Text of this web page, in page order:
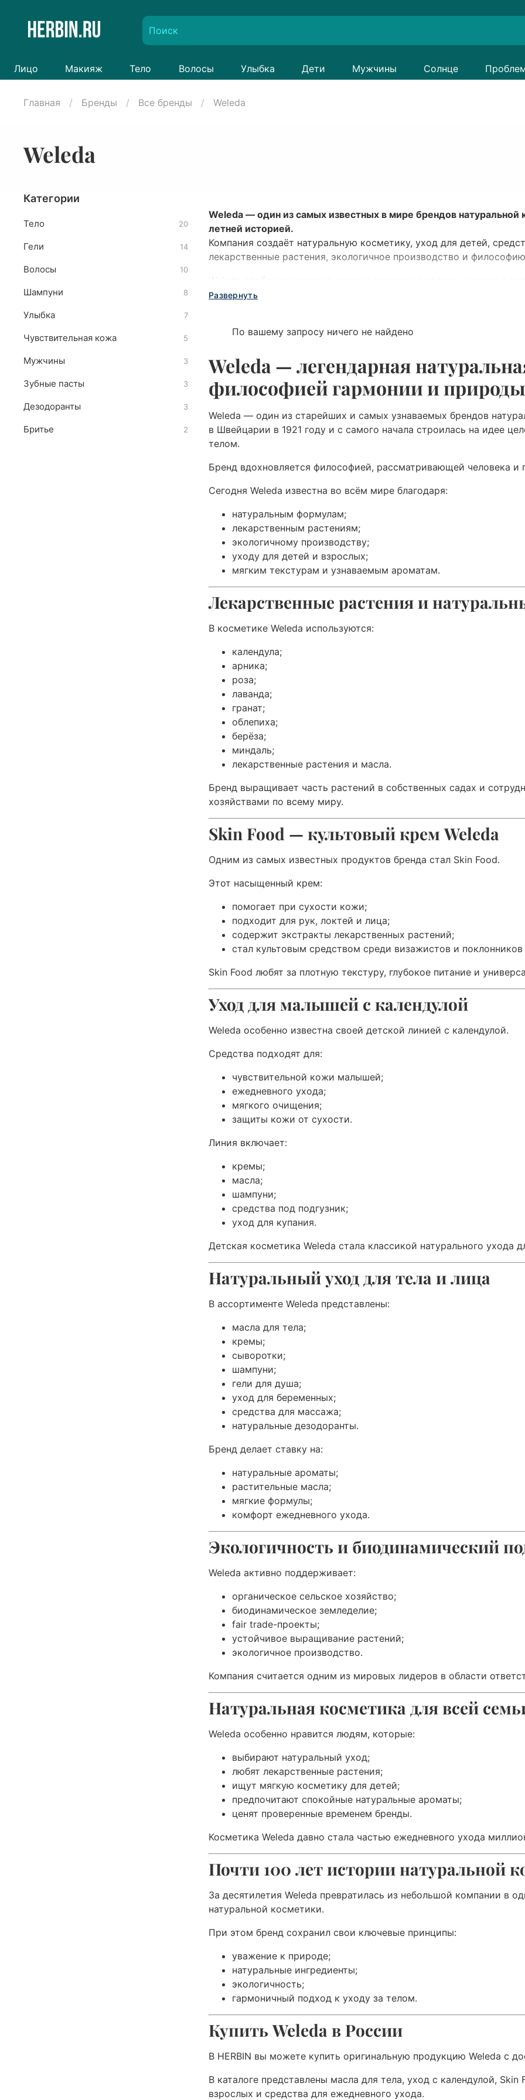
Лицо Макияж Тело Волосы Улыбка Дети Мужчины Солнце
Главная Бренды Все бренды Weleda
Weleda
Weleda — один из самых известных в мире брендов натуральной
летней историей.
Компания создаёт натуральную косметику, уход для детей,
лекарственные растения, экологичное производство и
всей семьи.
Развернуть
По вашему запросу ничего не найдено
Weleda — легендарная
философией гармонии и природы
Weleda — один из старейших и самых узнаваемых брендов
в Швейцарии в 1921 году и с самого начала строилась на идее
телом.
Бренд вдохновляется философией, рассматривающей человека
Сегодня Weleda известна во всём мире благодаря:
натуральным формулам;
лекарственным растениям;
экологичному производству;
уходу для детей и взрослых;
мягким текстурам и узнаваемым ароматам.
Лекарственные растения и
В косметике Weleda используются:
календула;
арника;
роза;
лаванда;
гранат;
облепиха;
берёза;
миндаль;
лекарственные растения и масла.
Бренд выращивает часть растений в собственных садах и
хозяйствами по всему миру.
Skin Food — культовый крем Weleda
Одним из самых известных продуктов бренда стал Skin Food.
Этот насыщенный крем:
помогает при сухости кожи;
подходит для рук, локтей и лица;
содержит экстракты лекарственных растений;
стал культовым средством среди визажистов и поклонников
Skin Food любят за плотную текстуру, глубокое питание и
Уход для малышей с календулой
Weleda особенно известна своей детской линией с календулой.
Средства подходят для:
чувствительной кожи малышей;
ежедневного ухода;
мягкого очищения;
защиты кожи от сухости.
Линия включает:
кремы;
масла;
шампуни;
средства под подгузник;
уход для купания.
Детская косметика Weleda стала классикой натурального ухода
Натуральный уход для тела и лица
В ассортименте Weleda представлены:
масла для тела;
кремы;
сыворотки;
шампуни;
гели для душа;
уход для беременных;
средства для массажа;
натуральные дезодоранты.
Бренд делает ставку на:
натуральные ароматы;
растительные масла;
мягкие формулы;
комфорт ежедневного ухода.
Экологичность и биодинамический
Weleda активно поддерживает:
органическое сельское хозяйство;
биодинамическое земледелие;
fair trade-проекты;
устойчивое выращивание растений;
экологичное производство.
Компания считается одним из мировых лидеров в области
Натуральная косметика для всей
Weleda особенно нравится людям, которые:
выбирают натуральный уход;
любят лекарственные растения;
ищут мягкую косметику для детей;
предпочитают спокойные натуральные ароматы;
ценят проверенные временем бренды.
Косметика Weleda давно стала частью ежедневного ухода
Почти 100 лет истории натуральной
За десятилетия Weleda превратилась из небольшой компании в
натуральной косметики.
При этом бренд сохранил свои ключевые принципы:
уважение к природе;
натуральные ингредиенты;
экологичность;
гармоничный подход к уходу за телом.
Купить Weleda в России
В HERBIN вы можете купить оригинальную продукцию Weleda с
В каталоге представлены масла для тела, уход с календулой,
взрослых и средства для ежедневного ухода.
Категории
Тело 20
Гели 14
Волосы 10
Шампуни 8
Улыбка 7
Чувствительная кожа 5
Мужчины 3
Зубные пасты 3
Дезодоранты 3
Бритье 2